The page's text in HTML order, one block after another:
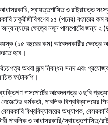
স্বায়ত্তশাষিত ও রাষ্ট্রায়ত্ত
চাকুরীজীবিগণের ১৫ (পনের) বৎসরের
ক্ষেত্রে নতুন পাসপোর্টের জন্য ২
(১৫ বছরের কম) আবেদনকারীর ক্ষেত্রে
হবে।
অথবা জন্ম নিবন্ধন সনদ এবং প্রযোজ্য
ফটোকপি।
পাসপোর্টের আবেদনপত্র ও ছবি
কর্মকর্তা, পাবলিক বিশ্ববিদ্যালয়ের
বিশ্ববিদ্যালয়ের অধ্যাপক,
পাবলিক ও আধাসরকারি/স্বায়ত্তশাসিত/